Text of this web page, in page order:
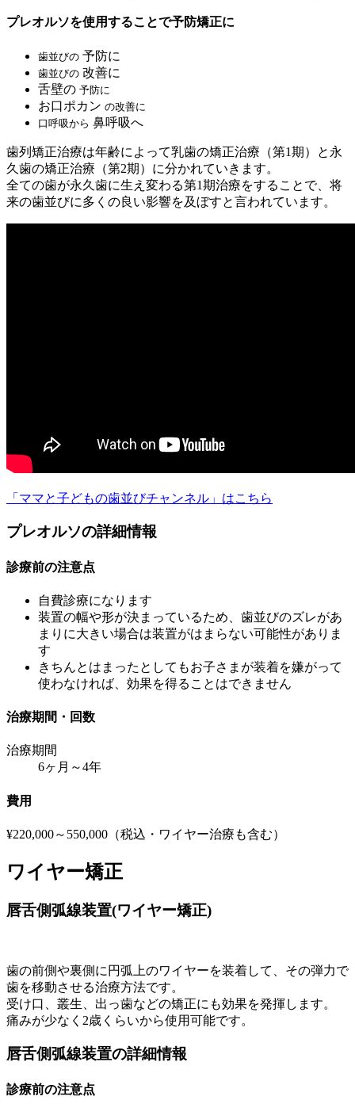
プレオルソを使用することで予防矯正に
歯並びの 予防に
歯並びの 改善に
舌壁の 予防に
お口ポカン の改善に
口呼吸から 鼻呼吸へ
歯列矯正治療は年齢によって乳歯の矯正治療（第1期）と永
久歯の矯正治療（第2期）に分かれていきます。
全ての歯が永久歯に生え変わる第1期治療をすることで、将
来の歯並びに多くの良い影響を及ぼすと言われています。
「ママと子どもの歯並びチャンネル」はこちら
プレオルソの詳細情報
診療前の注意点
自費診療になります
装置の幅や形が決まっているため、歯並びのズレがあ
まりに大きい場合は装置がはまらない可能性がありま
す
きちんとはまったとしてもお子さまが装着を嫌がって
使わなければ、効果を得ることはできません
治療期間・回数
治療期間
6ヶ月～4年
費用
¥220,000～550,000（税込・ワイヤー治療も含む）
ワイヤー矯正
唇舌側弧線装置(ワイヤー矯正)
歯の前側や裏側に円弧上のワイヤーを装着して、その弾力で
歯を移動させる治療方法です。
受け口、叢生、出っ歯などの矯正にも効果を発揮します。
痛みが少なく2歳くらいから使用可能です。
唇舌側弧線装置の詳細情報
診療前の注意点